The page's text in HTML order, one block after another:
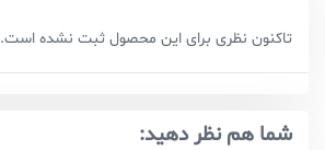
تاکنون نظری برای این محصول ثبت نشده است.
شما هم نظر دهید: